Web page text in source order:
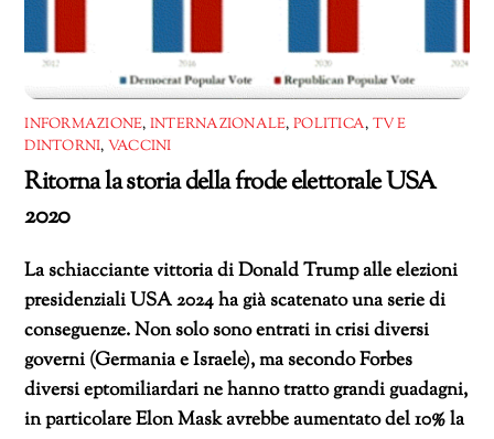
INFORMAZIONE, INTERNAZIONALE, POLITICA, TV E
DINTORNI, VACCINI
Ritorna la storia della frode elettorale USA
2020
La schiacciante vittoria di Donald Trump alle elezioni
presidenziali USA 2024 ha già scatenato una serie di
conseguenze. Non solo sono entrati in crisi diversi
governi (Germania e Israele), ma secondo Forbes
diversi eptomiliardari ne hanno tratto grandi guadagni,
in particolare Elon Mask avrebbe aumentato del 10% la